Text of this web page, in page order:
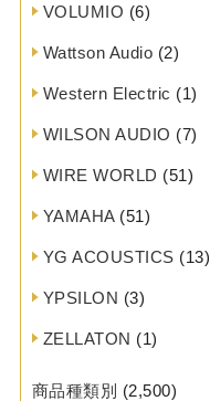
VOLUMIO (6)
Wattson Audio (2)
Western Electric (1)
WILSON AUDIO (7)
WIRE WORLD (51)
YAMAHA(51)
YG ACOUSTICS (13)
YPSILON (3)
ZELLATON (1)
商品種類別 (2,500)